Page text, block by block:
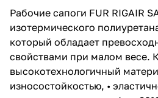
Рабочие сапоги FUR RIGAIR
изотермического
который обладает
свойствами при малом весе.
высокотехнологичный
износостойкостью, •